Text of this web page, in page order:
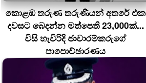
කොළඹ තරුණ තරුණියන් අතරේ එක
දවසට බෙදන්න මත්පෙති 23,000ක්...
විසි හැවිරිදි ජාවාරම්කරුගේ
පාපොච්ඡාරණය